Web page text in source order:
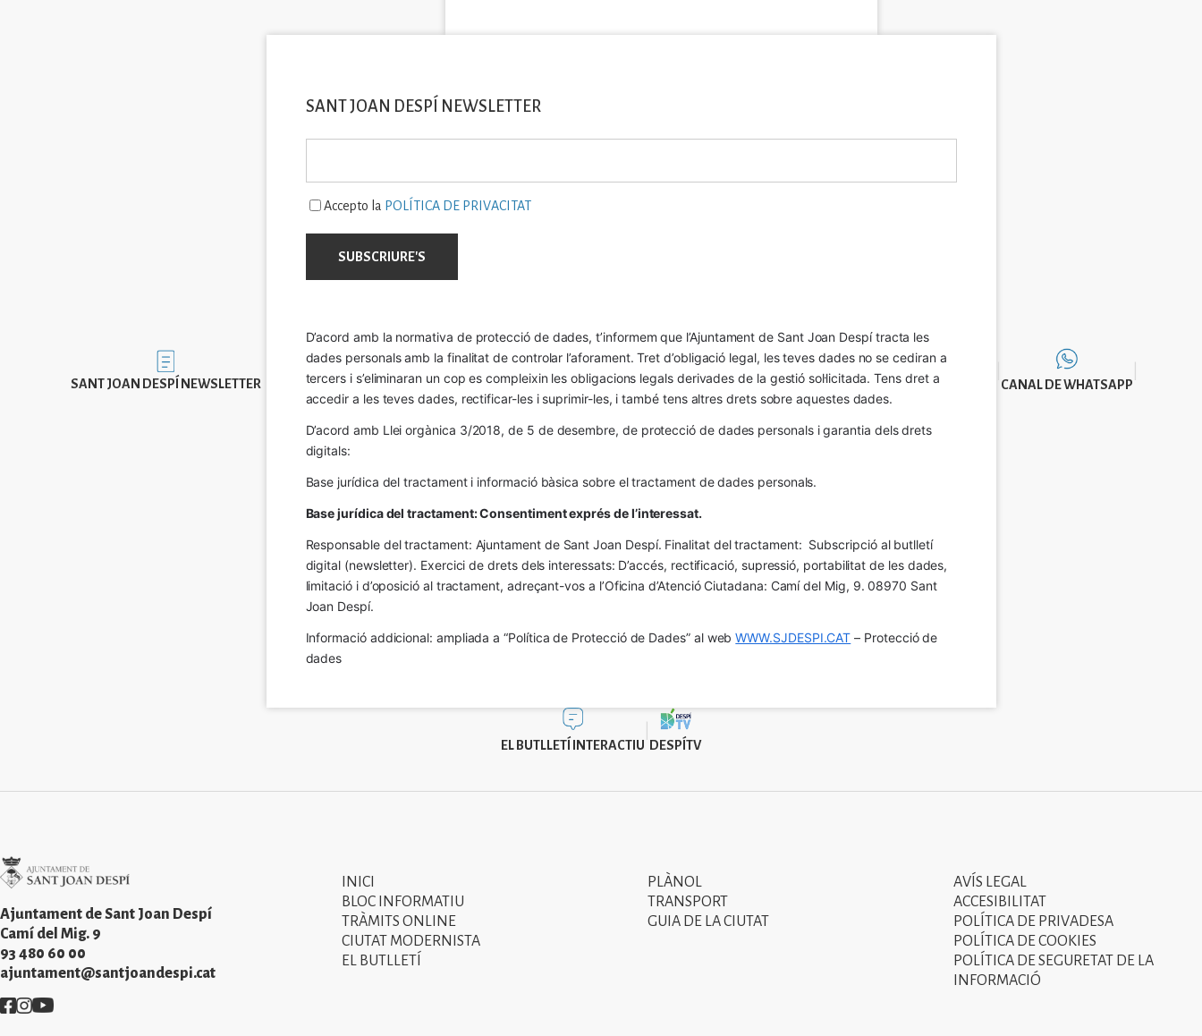
Imatge
SANT JOAN DESPÍ NEWSLETTER
SANT JOAN DESPÍ NEWSLETTER
Accepto la POLÍTICA DE PRIVACITAT
D’acord amb la normativa de protecció de dades, t’informem que l’Ajuntament de Sant Joan Despí tracta les
dades personals amb la finalitat de controlar l’aforament. Tret d’obligació legal, les teves dades no se cediran a
tercers i s’eliminaran un cop es compleixin les obligacions legals derivades de la gestió sol·licitada. Tens dret a
accedir a les teves dades, rectificar-les i suprimir-les, i també tens altres drets sobre aquestes dades.
D’acord amb Llei orgànica 3/2018, de 5 de desembre, de protecció de dades personals i garantia dels drets
digitals:
Base jurídica del tractament i informació bàsica sobre el tractament de dades personals.
Base jurídica del tractament: Consentiment exprés de l’interessat.
Responsable del tractament: Ajuntament de Sant Joan Despí. Finalitat del tractament:  Subscripció al butlletí
digital (newsletter). Exercici de drets dels interessats: D’accés, rectificació, supressió, portabilitat de les dades,
limitació i d’oposició al tractament, adreçant-vos a l’Oficina d’Atenció Ciutadana: Camí del Mig, 9. 08970 Sant
Joan Despí.
Informació addicional: ampliada a “Política de Protecció de Dades” al web WWW.SJDESPI.CAT – Protecció de
dades
CANAL DE WHATSAPP
EL BUTLLETÍ INTERACTIU DESPÍTV
Imatge
Ajuntament de Sant Joan Despí
Camí del Mig. 9
93 480 60 00
ajuntament@santjoandespi.cat
Imatge
Imatge
Imatge
Primer
menú
INICI
BLOC INFORMATIU
TRÀMITS ONLINE
CIUTAT MODERNISTA
EL BUTLLETÍ
Segon
menú
PLÀNOL
TRANSPORT
GUIA DE LA CIUTAT
Tercer
menú
peu
AVÍS LEGAL
ACCESIBILITAT
POLÍTICA DE PRIVADESA
POLÍTICA DE COOKIES
POLÍTICA DE SEGURETAT DE LA
INFORMACIÓ